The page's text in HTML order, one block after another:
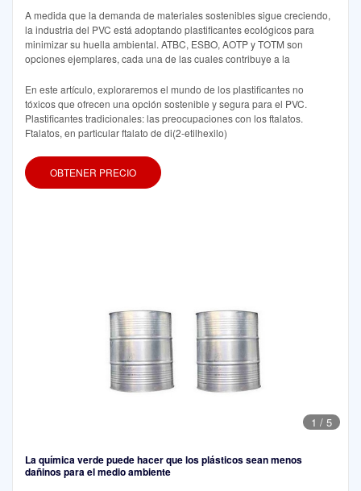
A medida que la demanda de materiales sostenibles sigue creciendo,
la industria del PVC está adoptando plastificantes ecológicos para
minimizar su huella ambiental. ATBC, ESBO, AOTP y TOTM son
opciones ejemplares, cada una de las cuales contribuye a la
En este artículo, exploraremos el mundo de los plastificantes no
tóxicos que ofrecen una opción sostenible y segura para el PVC.
Plastificantes tradicionales: las preocupaciones con los ftalatos.
Ftalatos, en particular ftalato de di(2-etilhexilo)
OBTENER PRECIO
1 / 5
La química verde puede hacer que los plásticos sean menos
dañinos para el medio ambiente